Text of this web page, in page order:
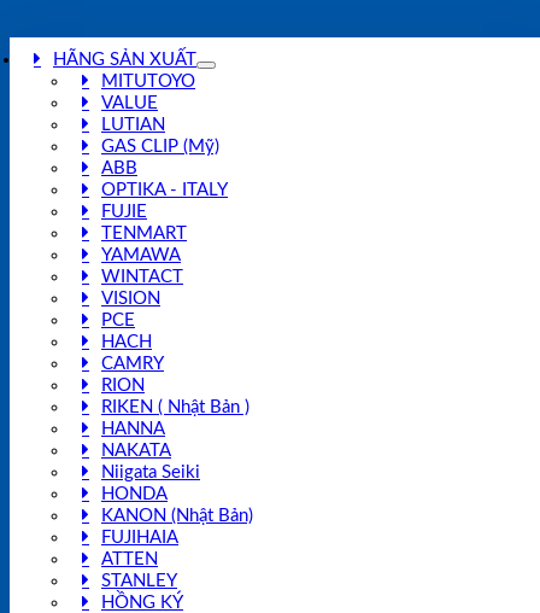
HÃNG SẢN XUẤT
MITUTOYO
VALUE
LUTIAN
GAS CLIP (Mỹ)
ABB
OPTIKA - ITALY
FUJIE
TENMART
YAMAWA
WINTACT
VISION
PCE
HACH
CAMRY
RION
RIKEN ( Nhật Bản )
HANNA
NAKATA
Niigata Seiki
HONDA
KANON (Nhật Bản)
FUJIHAIA
ATTEN
STANLEY
HỒNG KÝ